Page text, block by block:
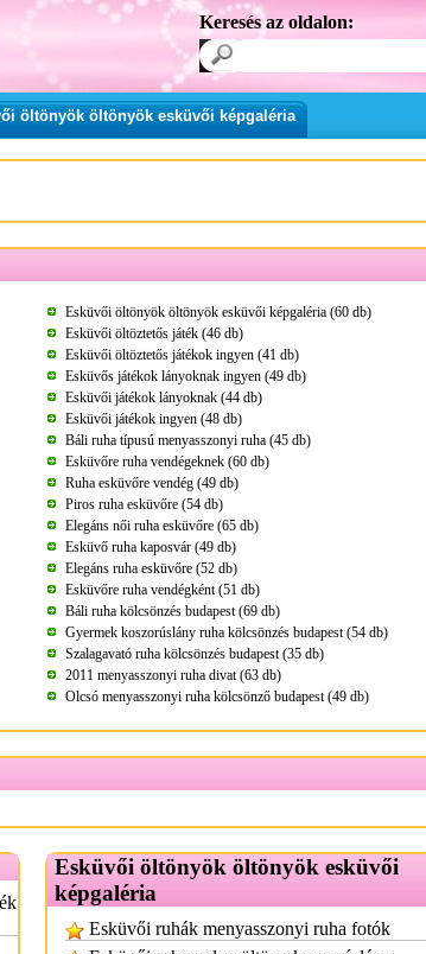
Keresés az oldalon:
öltönyök öltönyök esküvői képgaléria
Esküvői öltönyök öltönyök esküvői képgaléria (60 db)
Esküvői öltöztetős játék (46 db)
Esküvői öltöztetős játékok ingyen (41 db)
Esküvős játékok lányoknak ingyen (49 db)
Esküvői játékok lányoknak (44 db)
Esküvői játékok ingyen (48 db)
Báli ruha típusú menyasszonyi ruha (45 db)
Esküvőre ruha vendégeknek (60 db)
Ruha esküvőre vendég (49 db)
Piros ruha esküvőre (54 db)
Elegáns női ruha esküvőre (65 db)
Esküvő ruha kaposvár (49 db)
Elegáns ruha esküvőre (52 db)
Esküvőre ruha vendégként (51 db)
Báli ruha kölcsönzés budapest (69 db)
Gyermek koszorúslány ruha kölcsönzés budapest (54 db)
Szalagavató ruha kölcsönzés budapest (35 db)
2011 menyasszonyi ruha divat (63 db)
Olcsó menyasszonyi ruha kölcsönző budapest (49 db)
Esküvői öltönyök öltönyök esküvői
képgaléria
Esküvői ruhák menyasszonyi ruha fotók